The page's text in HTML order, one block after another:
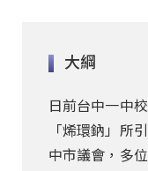
大綱
日前台中一中
「烯環鈉」所
中市議會，多